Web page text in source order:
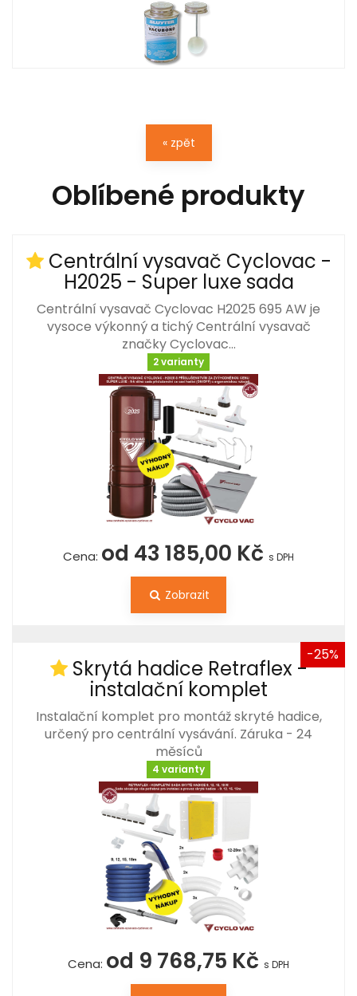
« zpět
Oblíbené produkty
Centrální vysavač Cyclovac -
H2025 - Super luxe sada
Centrální vysavač Cyclovac H2025 695 AW je
vysoce výkonný a tichý Centrální vysavač
značky Cyclovac…
2 varianty
Cena: od 43 185,00 Kč s DPH
Zobrazit
-25%
Skrytá hadice Retraflex -
instalační komplet
Instalační komplet pro montáž skryté hadice,
určený pro centrální vysávání. Záruka - 24
měsíců
4 varianty
Cena: od 9 768,75 Kč s DPH